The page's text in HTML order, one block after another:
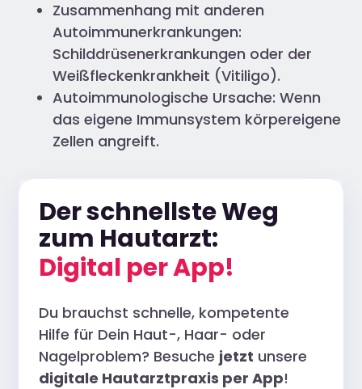
Zusammenhang mit anderen
Autoimmunerkrankungen:
Schilddrüsenerkrankungen oder der
Weißfleckenkrankheit (Vitiligo).
Autoimmunologische Ursache: Wenn
das eigene Immunsystem körpereigene
Zellen angreift.
Der schnellste Weg
zum Hautarzt:
Digital per App!
Du brauchst schnelle, kompetente
Hilfe für Dein Haut-, Haar- oder
Nagelproblem? Besuche jetzt unsere
digitale Hautarztpraxis per App!